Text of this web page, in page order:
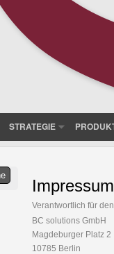
STRATEGIE
Impressum
Verantwortlich für
BC solutions GmbH
Magdeburger Platz 2
10785 Berlin